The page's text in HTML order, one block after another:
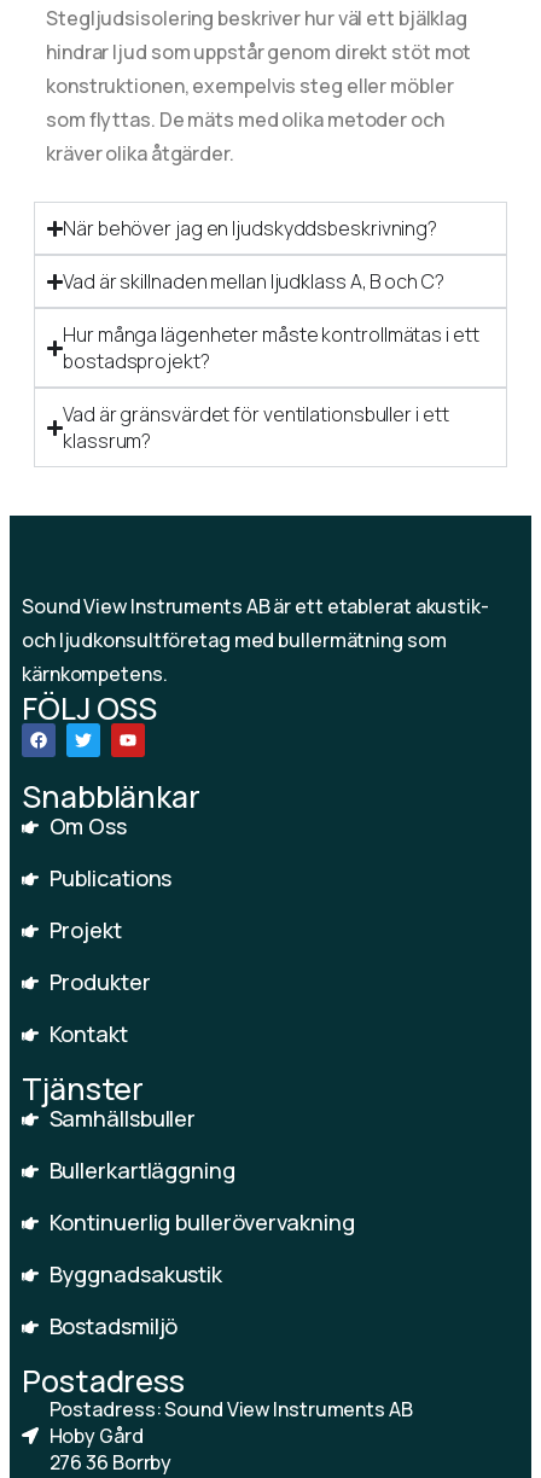
Stegljudsisolering beskriver hur väl ett bjälklag
hindrar ljud som uppstår genom direkt stöt mot
konstruktionen, exempelvis steg eller möbler
som flyttas. De mäts med olika metoder och
kräver olika åtgärder.
När behöver jag en ljudskyddsbeskrivning?
Vad är skillnaden mellan ljudklass A, B och C?
Hur många lägenheter måste kontrollmätas i ett
bostadsprojekt?
Vad är gränsvärdet för ventilationsbuller i ett
klassrum?
Sound View Instruments AB är ett etablerat akustik-
och ljudkonsultföretag med bullermätning som
kärnkompetens.
FÖLJ OSS
Snabblänkar
Om Oss
Publications
Projekt
Produkter
Kontakt
Tjänster
Samhällsbuller
Bullerkartläggning
Kontinuerlig bullerövervakning
Byggnadsakustik
Bostadsmiljö
Postadress
Postadress: Sound View Instruments AB
Hoby Gård
276 36 Borrby